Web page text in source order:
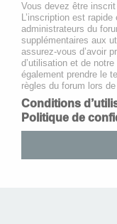
Vous devez être
L’inscription est
administrateurs du
supplémentaires aux
assurez-vous d’avoir
d’utilisation et de
également prendre le
règles du forum lors
Conditions
Politique de